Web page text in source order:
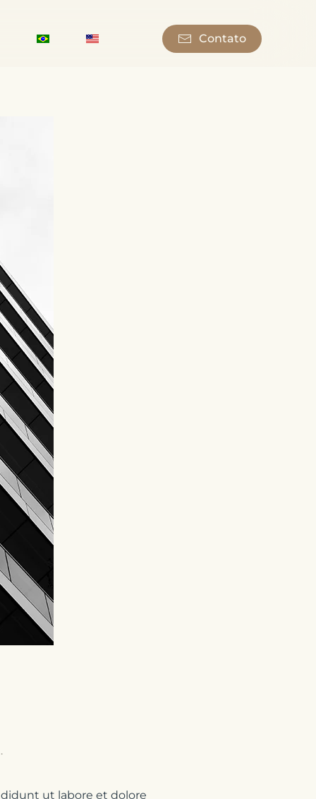
Contato
.
ut labore et dolore